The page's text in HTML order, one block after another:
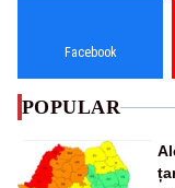
Facebook
POPULAR